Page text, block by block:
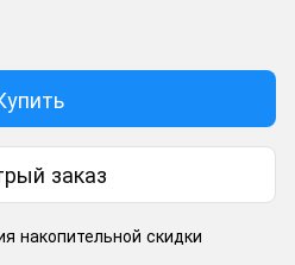
заказ
накопительной скидки